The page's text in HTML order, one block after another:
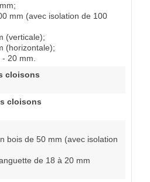
mm (avec isolation de 100
(verticale);
(horizontale);
20 mm.
cloisons
cloisons
bois de 50 mm (avec isolation
de 18 à 20 mm